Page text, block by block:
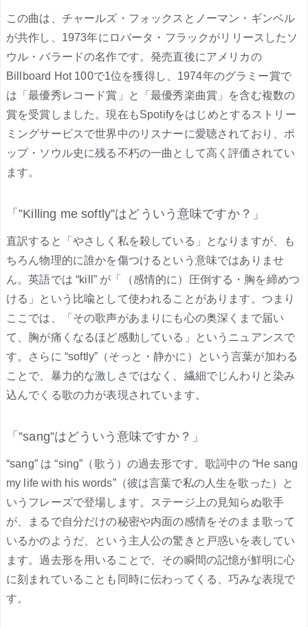
この曲は、チャールズ・フォックスとノーマン・ギンベル
が共作し、1973年にロバータ・フラックがリリースしたソ
ウル・バラードの名作です。発売直後にアメリカの
Billboard Hot 100で1位を獲得し、1974年のグラミー賞で
は「最優秀レコード賞」と「最優秀楽曲賞」を含む複数の
賞を受賞しました。現在もSpotifyをはじめとするストリー
ミングサービスで世界中のリスナーに愛聴されており、ポ
ップ・ソウル史に残る不朽の一曲として高く評価されてい
ます。
「”Killing me softly”はどういう意味ですか？」
直訳すると「やさしく私を殺している」となりますが、も
ちろん物理的に誰かを傷つけるという意味ではありませ
ん。英語では “kill” が「（感情的に）圧倒する・胸を締めつ
ける」という比喩として使われることがあります。つまり
ここでは、「その歌声があまりにも心の奥深くまで届い
て、胸が痛くなるほど感動している」というニュアンスで
す。さらに “softly”（そっと・静かに）という言葉が加わる
ことで、暴力的な激しさではなく、繊細でじんわりと染み
込んでくる歌の力が表現されています。
「”sang”はどういう意味ですか？」
“sang” は “sing”（歌う）の過去形です。歌詞中の “He sang
my life with his words”（彼は言葉で私の人生を歌った）と
いうフレーズで登場します。ステージ上の見知らぬ歌手
が、まるで自分だけの秘密や内面の感情をそのまま歌って
いるかのようだ、という主人公の驚きと戸惑いを表してい
ます。過去形を用いることで、その瞬間の記憶が鮮明に心
に刻まれていることも同時に伝わってくる、巧みな表現で
す。